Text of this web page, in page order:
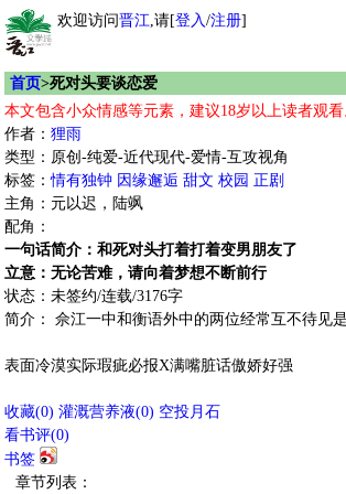
欢迎访问晋江,请[登入/注册]
首页>死对头要谈恋爱
本文包含小众情感等元素，建议18岁以上读者观看
作者： 狸雨
类型：原创-纯爱-近代现代-爱情-互攻视角
标签：情有独钟 因缘邂逅 甜文 校园 正剧
主角：元以迟，陆飒
配角：
一句话简介：和死对头打着打着变男朋友了
立意：无论苦难，请向着梦想不断前行
状态：未签约/连载/3176字
简介： 佘江一中和衡语外中的两位经常互不待见
表面冷漠实际瑕疵必报X满嘴脏话傲娇好强
收藏(0) 灌溉营养液(0) 空投月石
看书评(0)
书签
章节列表：